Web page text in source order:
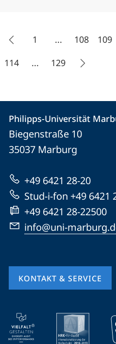
1 ... 108 109
114
... 129
Kontakt
und
Informationen
zur
Website
Philipps-
Universität
Marburg
Philipps-Universität
Biegenstraße 10
35037 Marburg
+49 6421 28-20
Stud-i-fon +49 6421
+49 6421 28-22500
info@uni-
KONTAKT & SERVICE
Mobile-
Service-